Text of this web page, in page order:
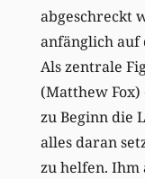
abgeschreckt
anfänglich auf
Als zentrale
(Matthew
zu Beginn die
alles daran
zu helfen. Ihm